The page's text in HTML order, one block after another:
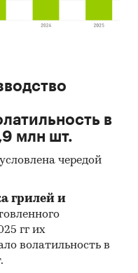
СМИ
легендой с
в
млн шт.
чередой
грилей и
гг их
волатильность в